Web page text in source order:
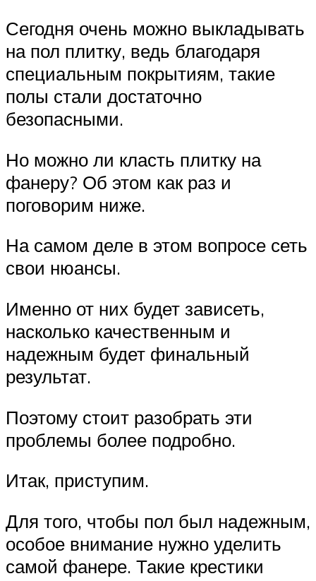
Сегодня очень можно выкладывать
на пол плитку, ведь благодаря
специальным покрытиям, такие
полы стали достаточно
безопасными.
Но можно ли класть плитку на
фанеру? Об этом как раз и
поговорим ниже.
На самом деле в этом вопросе сеть
свои нюансы.
Именно от них будет зависеть,
насколько качественным и
надежным будет финальный
результат.
Поэтому стоит разобрать эти
проблемы более подробно.
Итак, приступим.
Для того, чтобы пол был надежным,
особое внимание нужно уделить
самой фанере. Такие крестики